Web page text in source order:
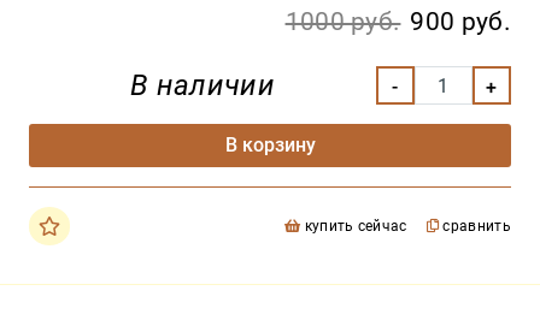
1000 руб. 900 руб.
В наличии
В корзину
купить сейчас сравнить